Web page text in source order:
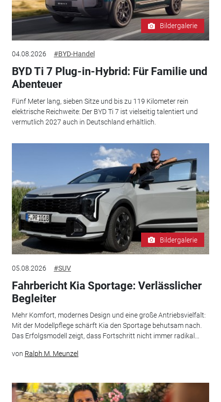
Bildergalerie
04.08.2026 #BYD-Handel
BYD Ti 7 Plug-in-Hybrid: Für Familie und
Abenteuer
Fünf Meter lang, sieben Sitze und bis zu 119 Kilometer rein
elektrische Reichweite: Der BYD Ti 7 ist vielseitig talentiert und
vermutlich 2027 auch in Deutschland erhältlich.
Bildergalerie
05.08.2026 #SUV
Fahrbericht Kia Sportage: Verlässlicher
Begleiter
Mehr Komfort, modernes Design und eine große Antriebsvielfalt:
Mit der Modellpflege schärft Kia den Sportage behutsam nach.
Das Erfolgsmodell zeigt, dass Fortschritt nicht immer radikal...
von Ralph M. Meunzel